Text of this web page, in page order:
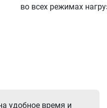
во всех режимах
удобное время и